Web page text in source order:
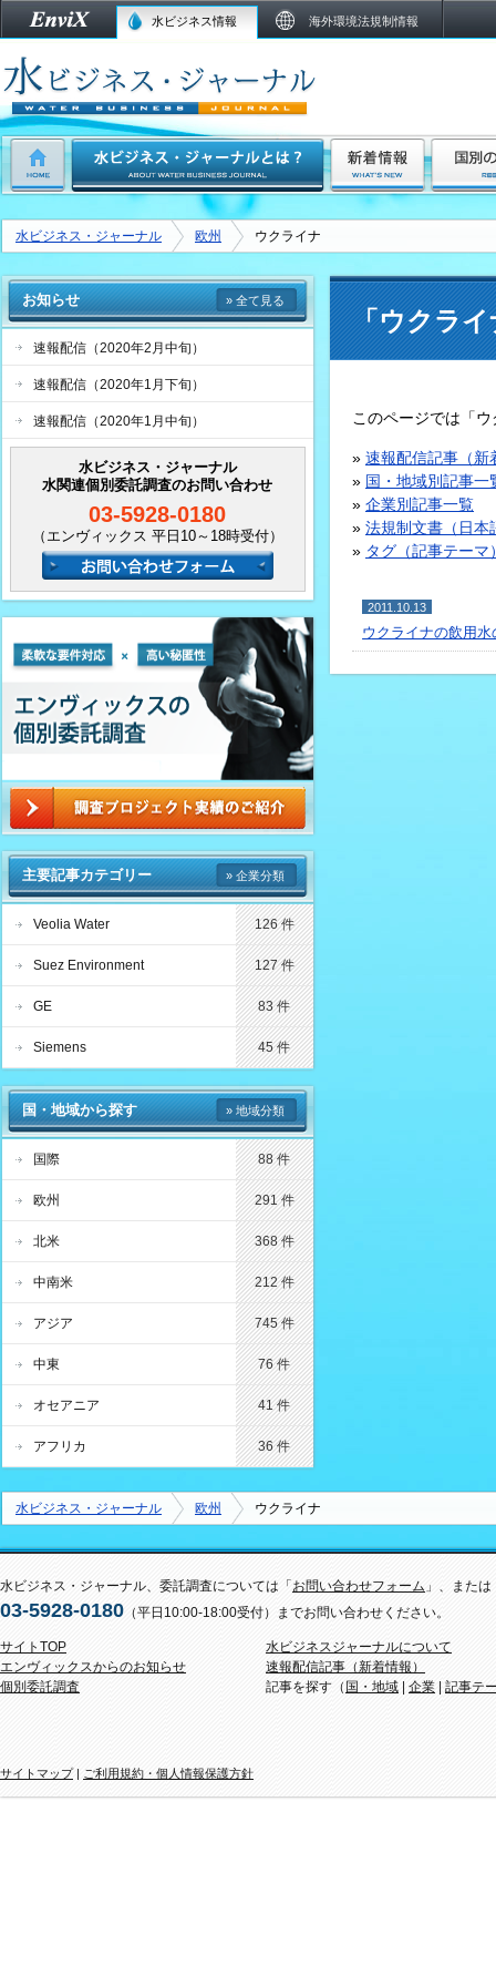
水ビジネス情報 海外環境法規制情報
水ビジネス・ジャーナル 欧州 ウクライナ
「ウクライ
このページでは「
» 速報配信記事（新
» 国・地域別記事一
» 企業別記事一覧
» 法規制文書（日本
» タグ（記事テーマ
2011.10.13
ウクライナの飲用
お知らせ » 全て見る
速報配信（2020年2月中旬）
速報配信（2020年1月下旬）
速報配信（2020年1月中旬）
水ビジネス・ジャーナル
水関連個別委託調査のお問い合わせ
03-5928-0180
（エンヴィックス 平日10～18時受付）
主要記事カテゴリー » 企業分類
Veolia Water 126 件
Suez Environment 127 件
GE 83 件
Siemens 45 件
国・地域から探す » 地域分類
国際 88 件
欧州 291 件
北米 368 件
中南米 212 件
アジア 745 件
中東 76 件
オセアニア 41 件
アフリカ 36 件
水ビジネス・ジャーナル 欧州 ウクライナ
水ビジネス・ジャーナル、委託調査については「 お問い合わせフォーム 」、または
03-5928-0180 （平日10:00-18:00受付）までお問い合わせください。
サイトTOP
エンヴィックスからのお知らせ
個別委託調査
水ビジネスジャーナルについて
速報配信記事（新着情報）
記事を探す（ 国・地域 企業 記事テ
サイトマップ| ご利用規約・個人情報保護方針